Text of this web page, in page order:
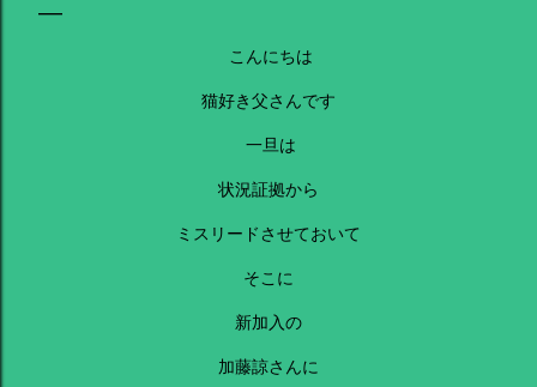
こんにちは
猫好き父さんです
一旦は
状況証拠から
ミスリードさせておいて
そこに
新加入の
加藤諒さんに